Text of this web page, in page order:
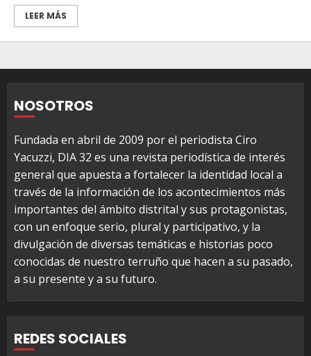
LEER MÁS
NOSOTROS
Fundada en abril de 2009 por el periodista Ciro
Yacuzzi, DIA 32 es una revista periodística de interés
general que apuesta a fortalecer la identidad local a
través de la información de los acontecimientos más
importantes del ámbito distrital y sus protagonistas,
con un enfoque serio, plural y participativo, y la
divulgación de diversas temáticas e historias poco
conocidas de nuestro terruño que hacen a su pasado,
a su presente y a su futuro.
REDES SOCIALES